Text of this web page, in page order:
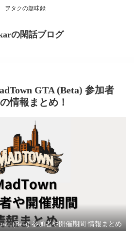
ヲタクの趣味録
の閑話ブログ
GTA (Beta) 参加者
情報まとめ！
(Beta) 参加者や開催期間 情報まとめ